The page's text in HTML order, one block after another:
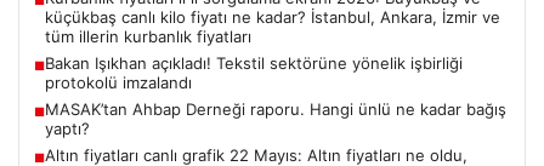
küçükbaş canlı kilo fiyatı ne kadar? İstanbul, Ankara, İzmir ve
tüm illerin kurbanlık fiyatları
■Bakan Işıkhan açıkladı! Tekstil sektörüne yönelik işbirliği
protokolü imzalandı
■MASAK’tan Ahbap Derneği raporu. Hangi ünlü ne kadar bağış
yaptı?
■Altın fiyatları canlı grafik 22 Mayıs: Altın fiyatları ne oldu,